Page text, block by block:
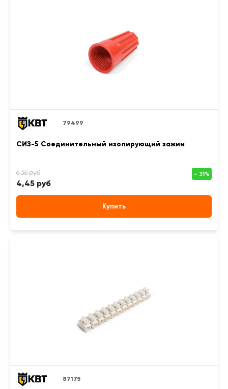
79499
СИЗ-5 Соединительный изолирующий зажим
4,45 руб
Купить
87175